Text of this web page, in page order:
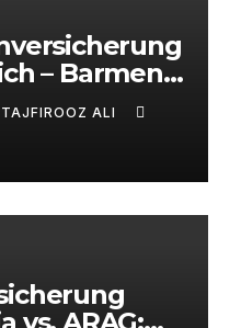
– Barmenia
TAJFIROOZ ALI